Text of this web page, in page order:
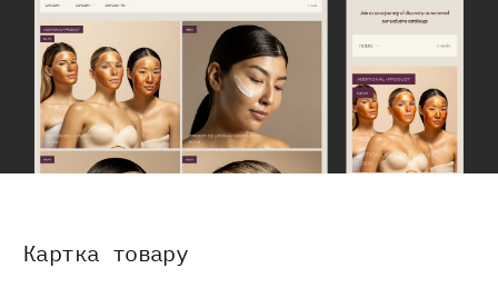
Картка товару